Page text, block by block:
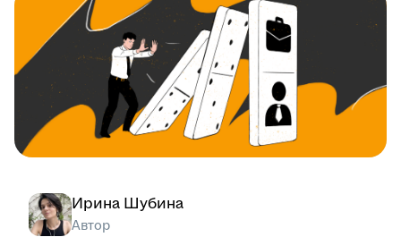
Ирина Шубина
Автор